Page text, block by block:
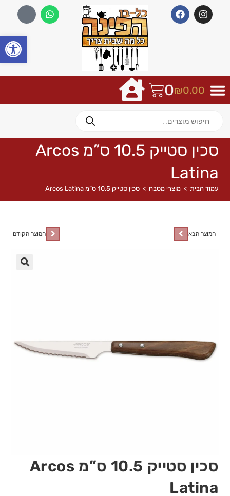
₪0.00
0
סכין סטייק 10.5 ס”מ Arcos
Latina
עמוד הבית > מוצרי מטבח > סכין סטייק 10.5 ס”מ Arcos Latina
המוצר הקודם המוצר הבא
סכין סטייק 10.5 ס”מ Arcos
Latina